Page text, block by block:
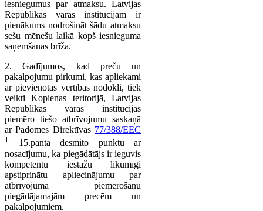
iesniegumus par atmaksu. Latvijas
Republikas varas institūcijām ir
pienākums nodrošināt šādu atmaksu
sešu mēnešu laikā kopš iesnieguma
saņemšanas brīža.
2. Gadījumos, kad preču un
pakalpojumu pirkumi, kas apliekami
ar pievienotās vērtības nodokli, tiek
veikti Kopienas teritorijā, Latvijas
Republikas varas institūcijas
piemēro tiešo atbrīvojumu saskaņā
ar Padomes Direktīvas 77/388/EEC
1
15.panta desmito punktu ar
nosacījumu, ka piegādātājs ir ieguvis
kompetentu iestāžu likumīgi
apstiprinātu apliecinājumu par
atbrīvojuma piemērošanu
piegādājamajām precēm un
pakalpojumiem.